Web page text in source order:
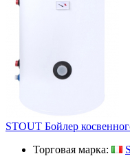
STOUT Бойлер
Торговая марка: